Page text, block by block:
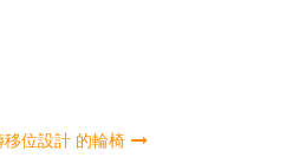
位設計 的輪椅